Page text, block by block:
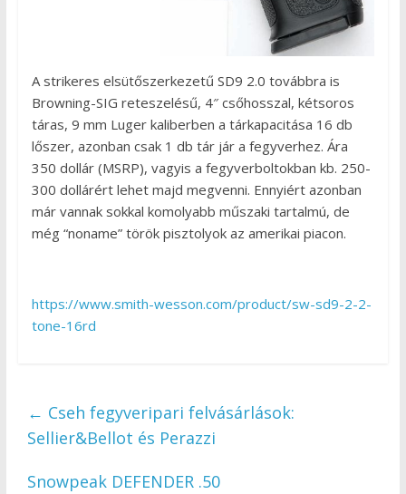
A strikeres elsütőszerkezetű SD9 2.0 továbbra is
Browning-SIG reteszelésű, 4″ csőhosszal, kétsoros
táras, 9 mm Luger kaliberben a tárkapacitása 16 db
lőszer, azonban csak 1 db tár jár a fegyverhez. Ára
350 dollár (MSRP), vagyis a fegyverboltokban kb. 250-
300 dollárért lehet majd megvenni. Ennyiért azonban
már vannak sokkal komolyabb műszaki tartalmú, de
még “noname” török pisztolyok az amerikai piacon.
https://www.smith-wesson.com/product/sw-sd9-2-2-
tone-16rd
← Cseh fegyveripari felvásárlások:
Sellier&Bellot és Perazzi
Snowpeak DEFENDER .50